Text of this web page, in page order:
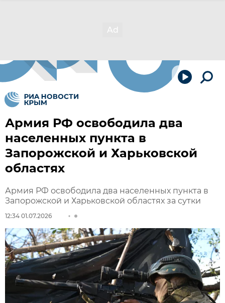
Армия РФ освободила два
населенных пункта в
Запорожской и Харьковской
областях
Армия РФ освободила два населенных пункта в
Запорожской и Харьковской областях за сутки
12:34 01.07.2026